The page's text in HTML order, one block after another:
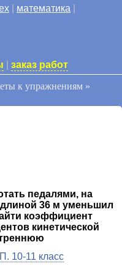
математика
заказ работ
к упражнениям »
педалями, на
длиной 36 м уменьшил
коэффициент
кинетической
10-11 класс